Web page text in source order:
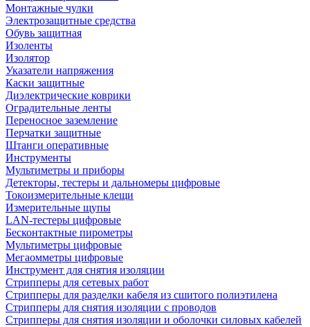
Монтажные чулки
Электрозащитные средства
Обувь защитная
Изоленты
Изолятор
Указатели напряжения
Каски защитные
Диэлектрические коврики
Оградительные ленты
Переносное заземление
Перчатки защитные
Штанги оперативные
Инструменты
Мультиметры и приборы
Детекторы, тестеры и дальномеры цифровые
Токоизмерительные клещи
Измерительные щупы
LAN-тестеры цифровые
Бесконтактные пирометры
Мультиметры цифровые
Мегаомметры цифровые
Инструмент для снятия изоляции
Стрипперы для сетевых работ
Стрипперы для разделки кабеля из сшитого полиэтилена
Cтрипперы для снятия изоляции с проводов
Стрипперы для снятия изоляции и оболочки силовых кабелей